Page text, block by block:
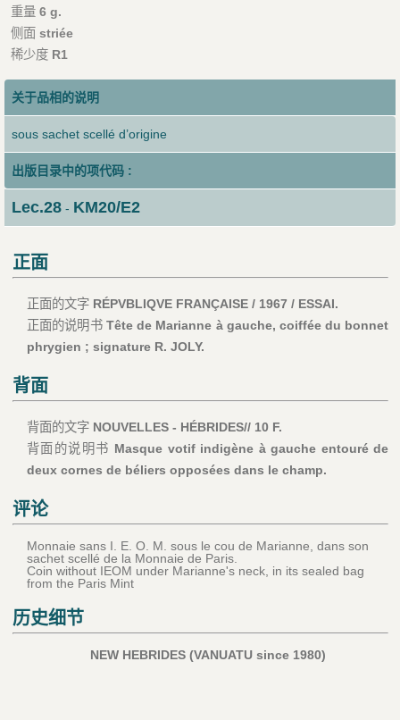
重量 6 g.
侧面 striée
稀少度 R1
关于品相的说明
sous sachet scellé d’origine
出版目录中的项代码 :
Lec.28- KM20/E2
正面
正面的文字 RÉPVBLIQVE FRANÇAISE / 1967 / ESSAI.
正面的说明书 Tête de Marianne à gauche, coiffée du bonnet
phrygien ; signature R. JOLY.
背面
背面的文字 NOUVELLES - HÉBRIDES// 10 F.
背面的说明书 Masque votif indigène à gauche entouré de
deux cornes de béliers opposées dans le champ.
评论
Monnaie sans I. E. O. M. sous le cou de Marianne, dans son
sachet scellé de la Monnaie de Paris.
Coin without IEOM under Marianne's neck, in its sealed bag
from the Paris Mint
历史细节
NEW HEBRIDES (VANUATU since 1980)